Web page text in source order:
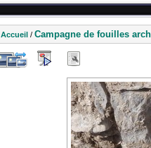
Accueil / Campagne de fouilles